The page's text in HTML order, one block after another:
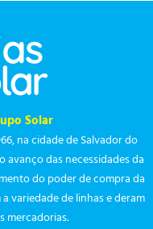
Solar
na cidade de Salvador do
avanço das necessidades da
do poder de compra da
variedade de linhas e deram
mercadorias.